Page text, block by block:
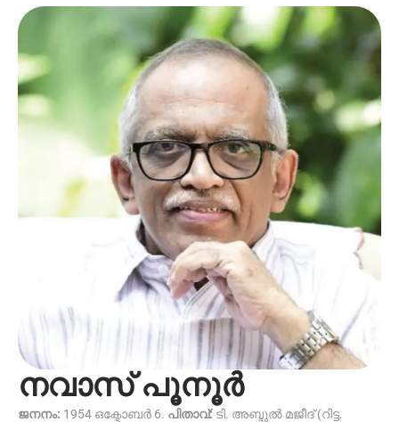
നവാസ് പൂനൂർ
ജനനം: 1954 ഒക്ടോബർ 6. പിതാവ്: ടി. അബ്ദുൽ മജീദ് (റിട്ട.